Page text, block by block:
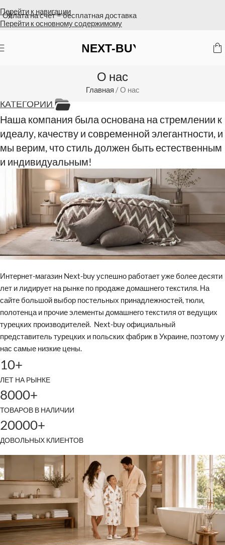
Перейти к навигации
Перейти к основному содержимому
Оплата на счет = бесплатная доставка
О нас
Главная /О нас
КАТЕГОРИИ
Наша компания была основана на стремлении к
идеалу, качеству и современной элегантности, и
мы верим, что стиль должен быть естественным
и индивидуальным!
Интернет-магазин Next-buy успешно работает уже более десяти
лет и лидирует на рынке по продаже домашнего текстиля. На
сайте большой выбор постельных принадлежностей, тюли,
полотенца и прочие элементы домашнего текстиля от ведущих
турецких производителей. Next-buy официальный
представитель турецких и польских фабрик в Украине, поэтому у
нас самые низкие цены.
10+
ЛЕТ НА РЫНКЕ
8000+
ТОВАРОВ В НАЛИЧИИ
20000+
ДОВОЛЬНЫХ КЛИЕНТОВ